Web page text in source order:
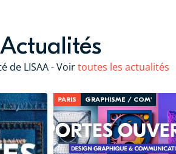
Actualités
de LISAA - Voirtoutes les actualités
PARIS GRAPHISME / COM'